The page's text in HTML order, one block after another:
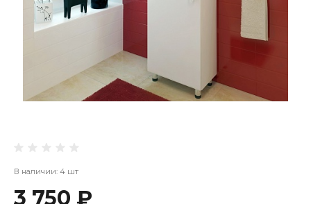
В наличии: 4 шт
3 750 ₽